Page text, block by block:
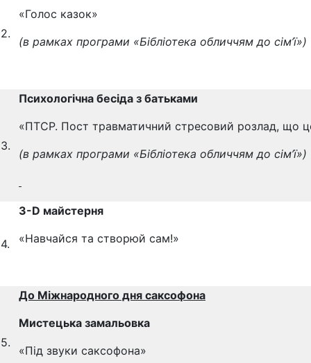
2.
«Голос казок»
(в рамках програми «Бібліотека обличчям до сім’ї»)
3.
Психологічна бесіда з батьками
«ПТСР. Пост травматичний стресовий розлад, що
(в рамках програми «Бібліотека обличчям до сім’ї»)
4.
3-D майстерня
«Навчайся та створюй сам!»
5.
До Міжнародного дня саксофона
Мистецька замальовка
«Під звуки саксофона»